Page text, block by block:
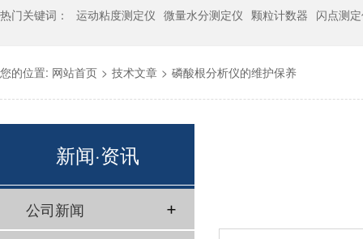
热门关键词： 运动粘度测定仪 微量水分测定仪 颗粒计数器 闪点测
您的位置: 网站首页 > 技术文章 > 磷酸根分析仪的维护保养
新闻·资讯
公司新闻